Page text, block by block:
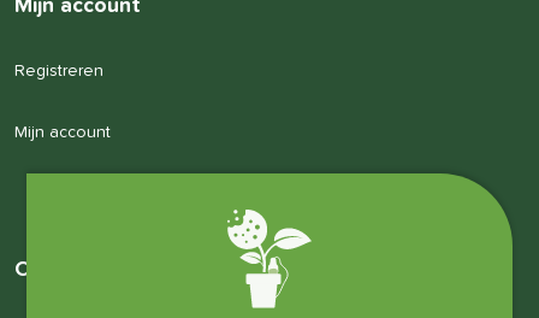
Mijn account
Registreren
Mijn account
Over ons